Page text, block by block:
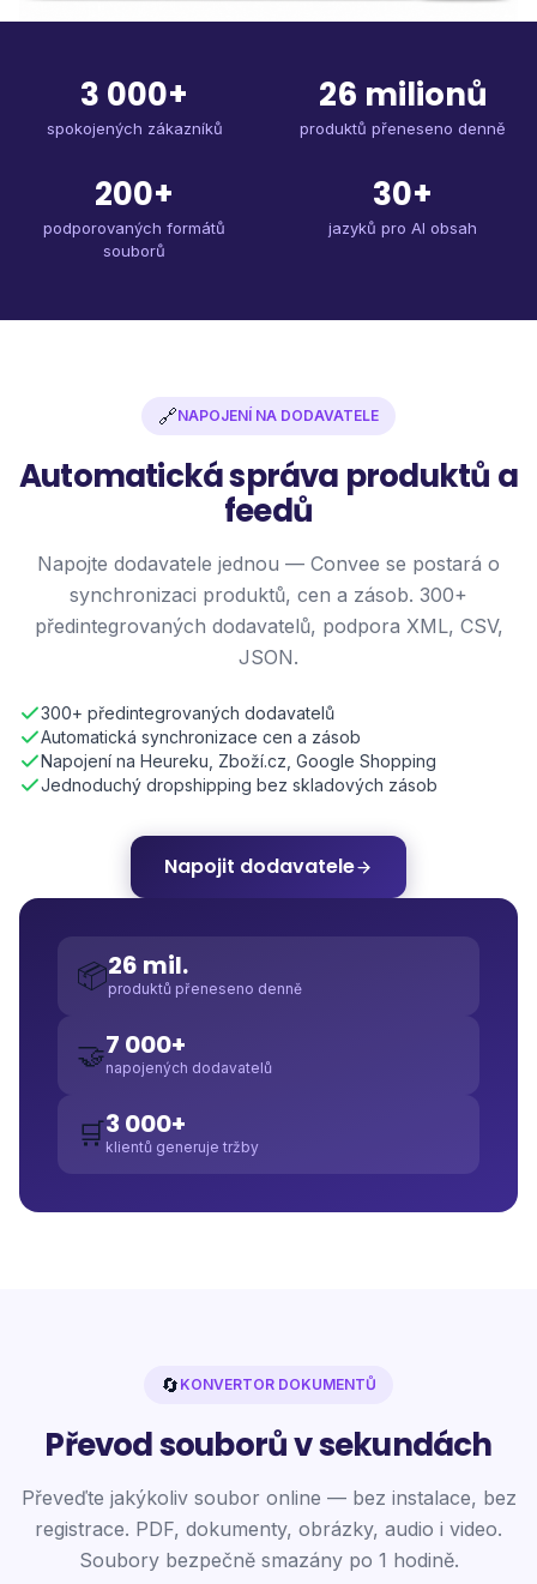
3 000+
spokojených zákazníků
26 milionů
produktů přeneseno denně
200+
podporovaných formátů
souborů
30+
jazyků pro AI obsah
🔗NAPOJENÍ NA DODAVATELE
Automatická správa produktů a
feedů
Napojte dodavatele jednou — Convee se postará o
synchronizaci produktů, cen a zásob. 300+
předintegrovaných dodavatelů, podpora XML, CSV,
JSON.
300+ předintegrovaných dodavatelů
Automatická synchronizace cen a zásob
Napojení na Heureku, Zboží.cz, Google Shopping
Jednoduchý dropshipping bez skladových zásob
Napojit dodavatele
📦26 mil.
produktů přeneseno denně
🤝7 000+
napojených dodavatelů
🛒3 000+
klientů generuje tržby
🔄 KONVERTOR DOKUMENTŮ
Převod souborů v sekundách
Převeďte jakýkoliv soubor online — bez instalace, bez
registrace. PDF, dokumenty, obrázky, audio i video.
Soubory bezpečně smazány po 1 hodině.